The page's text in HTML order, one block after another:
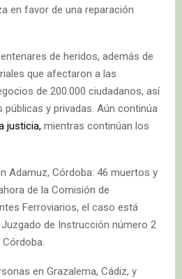
en favor de una reparación
de heridos, además de
que afectaron a las
de 200.000 ciudadanos, así
y privadas. Aún continúa
justicia, mientras continúan los
Adamuz, Córdoba: 46 muertos y
de la Comisión de
Ferroviarios, el caso está
de Instrucción número 2
en Grazalema, Cádiz, y